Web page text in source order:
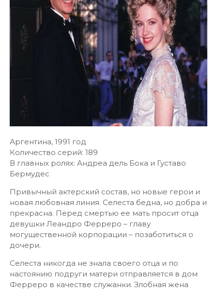
Аргентина, 1991 год
Количество серий: 189
В главных ролях: Андреа дель Бока и Густаво
Бермудес
Привычный актерский состав, но новые герои и
новая любовная линия. Селеста бедна, но добра и
прекрасна. Перед смертью ее мать просит отца
девушки Леандро Ферреро – главу
могущественной корпорации – позаботиться о
дочери.
Селеста никогда не знала своего отца и по
настоянию подруги матери отправляется в дом
Ферреро в качестве служанки. Злобная жена